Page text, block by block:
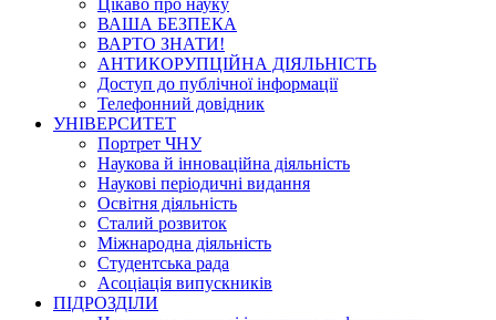
ВАША БЕЗПЕКА
ВАРТО ЗНАТИ!
АНТИКОРУПЦІЙНА ДІЯЛЬНІСТЬ
Доступ до публічної інформації
Телефонний довідник
УНІВЕРСИТЕТ
Портрет ЧНУ
Наукова й інноваційна діяльність
Наукові періодичні видання
Освітня діяльність
Сталий розвиток
Міжнародна діяльність
Студентська рада
Асоціація випускників
ПІДРОЗДІЛИ